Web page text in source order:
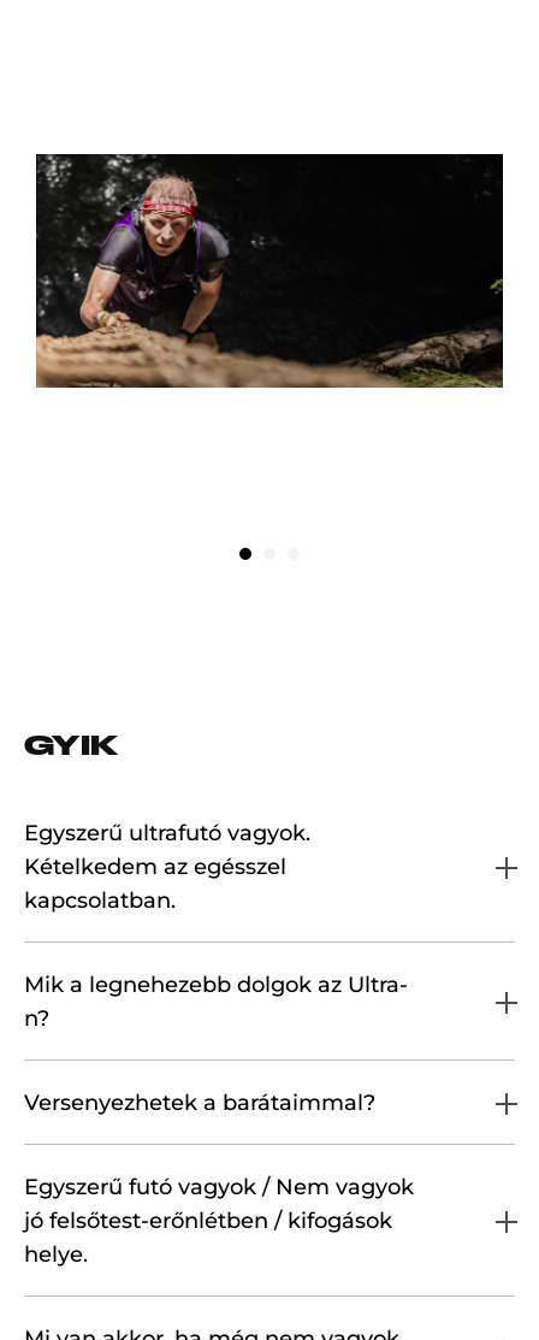
GYIK
Egyszerű ultrafutó vagyok.
Kételkedem az egésszel
kapcsolatban.
Mik a legnehezebb dolgok az Ultra-
n?
Versenyezhetek a barátaimmal?
Egyszerű futó vagyok / Nem vagyok
jó felsőtest-erőnlétben / kifogások
helye.